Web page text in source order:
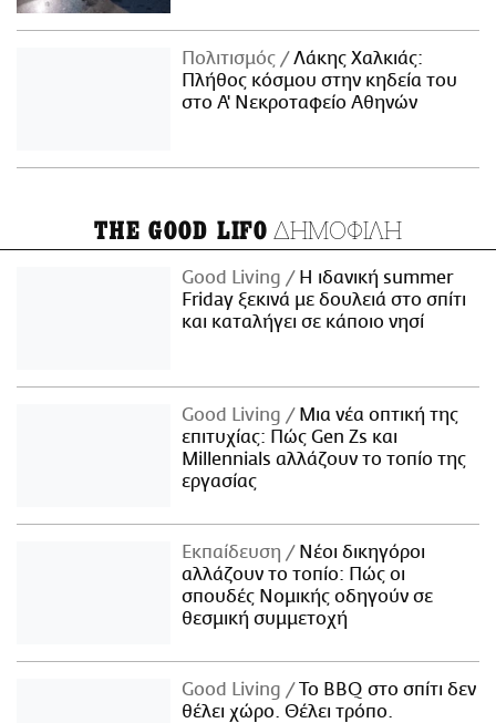
Πολιτισμός
Λάκης Χαλκιάς:
Πλήθος κόσμου στην κηδεία του
στο Α' Νεκροταφείο Αθηνών
THE GOOD LIFO ΔΗΜΟΦΙΛΗ
Good Living
Η ιδανική summer
Friday ξεκινά με δουλειά στο σπίτι
και καταλήγει σε κάποιο νησί
Good Living
Μια νέα οπτική της
επιτυχίας: Πώς Gen Zs και
Millennials αλλάζουν το τοπίο της
εργασίας
Εκπαίδευση
Νέοι δικηγόροι
αλλάζουν το τοπίο: Πώς οι
σπουδές Νομικής οδηγούν σε
θεσμική συμμετοχή
Good Living
Το BBQ στο σπίτι δεν
θέλει χώρο. Θέλει τρόπο.